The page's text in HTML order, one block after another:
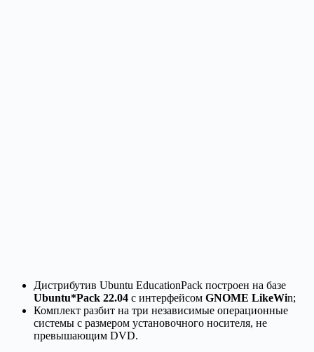
Дистрибутив Ubuntu EducationPack построен на базе
Ubuntu*Pack 22.04 с интерфейсом GNOME LikeWin;
Комплект разбит на три независимые операционные
системы с размером установочного носителя, не
превышающим DVD.